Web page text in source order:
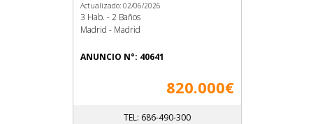
Actualizado: 02/06/2026
3 Hab. - 2 Baños
Madrid - Madrid
ANUNCIO N°: 40641
820.000€
TEL: 686-490-300